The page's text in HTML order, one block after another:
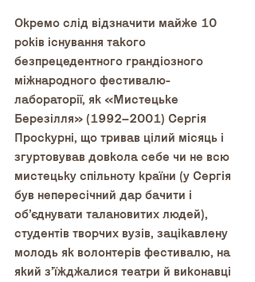
Окремо слід відзначити майже 10
років існування такого
безпрецедентного грандіозного
міжнародного фестивалю-
лабораторії, як «Мистецьке
Березілля» (1992–2001) Сергія
Проскурні, що тривав цілий місяць і
згуртовував довкола себе чи не всю
мистецьку спільноту країни (у Сергія
був непересічний дар бачити і
об’єднувати талановитих людей),
студентів творчих вузів, зацікавлену
молодь як волонтерів фестивалю, на
який з’їжджалися театри й виконавці